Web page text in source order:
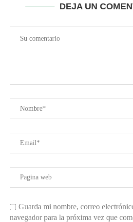
DEJA UN
Guarda mi nombre, correo
navegador para la próxima vez que